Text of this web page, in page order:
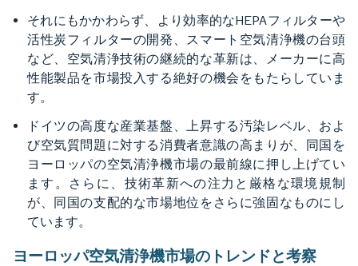
それにもかかわらず、より効率的なHEPAフィルターや
活性炭フィルターの開発、スマート空気清浄機の台頭
など、空気清浄技術の継続的な革新は、メーカーに高
性能製品を市場投入する絶好の機会をもたらしていま
す。
ドイツの高度な産業基盤、上昇する汚染レベル、およ
び空気質問題に対する消費者意識の高まりが、同国を
ヨーロッパの空気清浄機市場の最前線に押し上げてい
ます。さらに、技術革新への注力と厳格な環境規制
が、同国の支配的な市場地位をさらに強固なものにし
ています。
ヨーロッパ空気清浄機市場のトレンドと考察